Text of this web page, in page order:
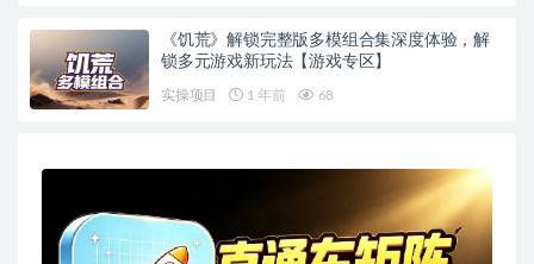
《饥荒》解锁完整版多模组合集深度体验，解
锁多元游戏新玩法【游戏专区】
实操项目 1 年前 68